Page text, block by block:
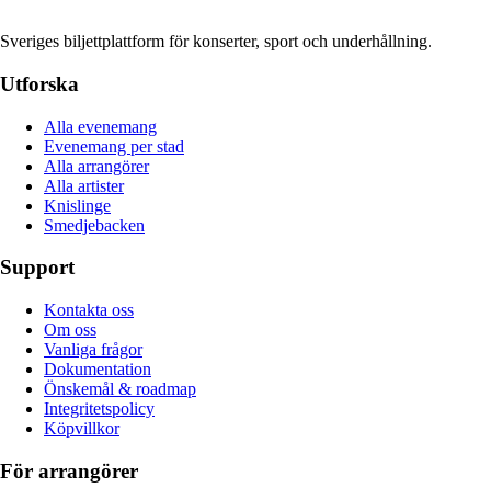
Sveriges biljettplattform för konserter, sport och underhållning.
Utforska
Alla evenemang
Evenemang per stad
Alla arrangörer
Alla artister
Knislinge
Smedjebacken
Support
Kontakta oss
Om oss
Vanliga frågor
Dokumentation
Önskemål & roadmap
Integritetspolicy
Köpvillkor
För arrangörer